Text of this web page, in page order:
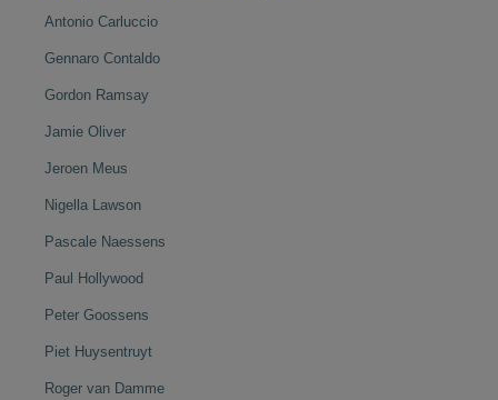
Antonio Carluccio
Gennaro Contaldo
Gordon Ramsay
Jamie Oliver
Jeroen Meus
Nigella Lawson
Pascale Naessens
Paul Hollywood
Peter Goossens
Piet Huysentruyt
Roger van Damme